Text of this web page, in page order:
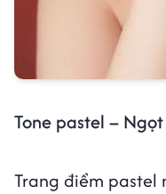
Tone pastel –
Trang điểm pastel